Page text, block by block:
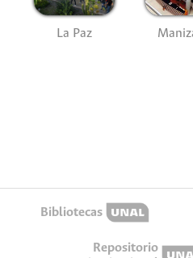
La Paz
Bibliotecas
Repositorio